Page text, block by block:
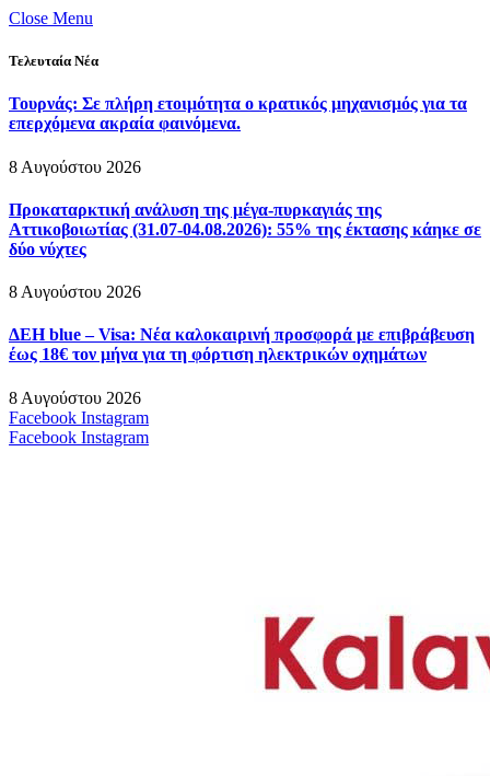
Close Menu
Τελευταία Νέα
Τουρνάς: Σε πλήρη ετοιμότητα ο κρατικός μηχανισμός για τα
επερχόμενα ακραία φαινόμενα.
8 Αυγούστου 2026
Προκαταρκτική ανάλυση της μέγα-πυρκαγιάς της
Αττικοβοιωτίας (31.07-04.08.2026): 55% της έκτασης κάηκε σε
δύο νύχτες
8 Αυγούστου 2026
ΔΕΗ blue – Visa: Νέα καλοκαιρινή προσφορά με επιβράβευση
έως 18€ τον μήνα για τη φόρτιση ηλεκτρικών οχημάτων
8 Αυγούστου 2026
Facebook Instagram
Facebook Instagram